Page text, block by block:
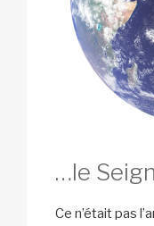
…le
Ce n’était pas